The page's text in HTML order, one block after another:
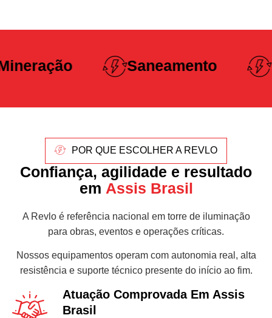
Saneamento
Construção
Pesada
POR QUE ESCOLHER A REVLO
Confiança, agilidade e resultado
em Assis Brasil
A Revlo é referência nacional em torre de iluminação
para obras, eventos e operações críticas.
Nossos equipamentos operam com autonomia real, alta
resistência e suporte técnico presente do início ao fim.
Atuação Comprovada Em Assis
Brasil